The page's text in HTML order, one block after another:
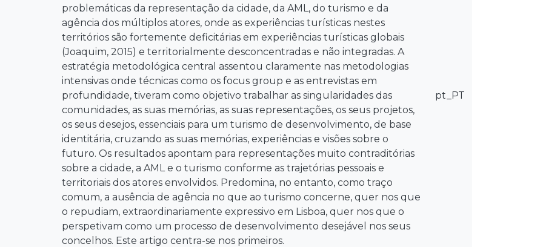
problemáticas da representação da cidade, da AML, do turismo e da
agência dos múltiplos atores, onde as experiências turísticas nestes
territórios são fortemente deficitárias em experiências turísticas globais
(Joaquim, 2015) e territorialmente desconcentradas e não integradas. A
estratégia metodológica central assentou claramente nas metodologias
intensivas onde técnicas como os focus group e as entrevistas em
profundidade, tiveram como objetivo trabalhar as singularidades das
comunidades, as suas memórias, as suas representações, os seus projetos,
os seus desejos, essenciais para um turismo de desenvolvimento, de base
identitária, cruzando as suas memórias, experiências e visões sobre o
futuro. Os resultados apontam para representações muito contraditórias
sobre a cidade, a AML e o turismo conforme as trajetórias pessoais e
territoriais dos atores envolvidos. Predomina, no entanto, como traço
comum, a ausência de agência no que ao turismo concerne, quer nos que
o repudiam, extraordinariamente expressivo em Lisboa, quer nos que o
perspetivam como um processo de desenvolvimento desejável nos seus
concelhos. Este artigo centra-se nos primeiros.
pt_PT